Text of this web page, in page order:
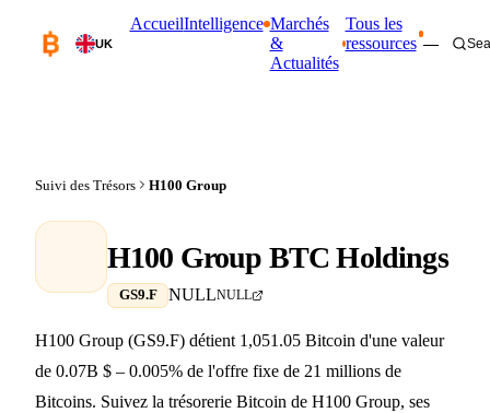
UK
AccueilIntelligence Marchés
&
Actualités
Tous les
ressources —
Suivi des Trésors H100 Group
H100 Group BTC Holdings
GS9.F NULLNULL
H100 Group (GS9.F) détient 1,051.05 Bitcoin d'une valeur
de 0.07B $ – 0.005% de l'offre fixe de 21 millions de
Bitcoins. Suivez la trésorerie Bitcoin de H100 Group, ses